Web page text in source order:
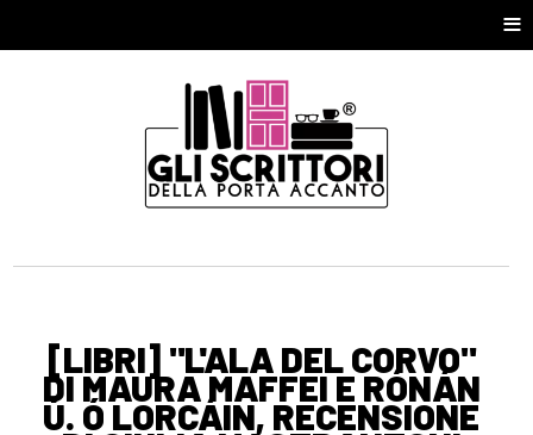
≡
[LIBRI] "L'ALA DEL CORVO"
DI MAURA MAFFEI E RÓNÁN
Ú. Ó LORCÁIN, RECENSIONE